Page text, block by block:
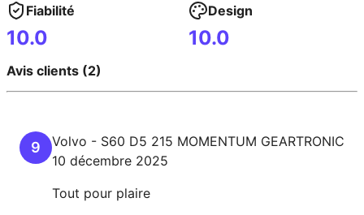
Fiabilité
10.0
Design
10.0
Avis clients (2)
9 Volvo - S60 D5 215 MOMENTUM GEARTRONIC
10 décembre 2025
Tout pour plaire